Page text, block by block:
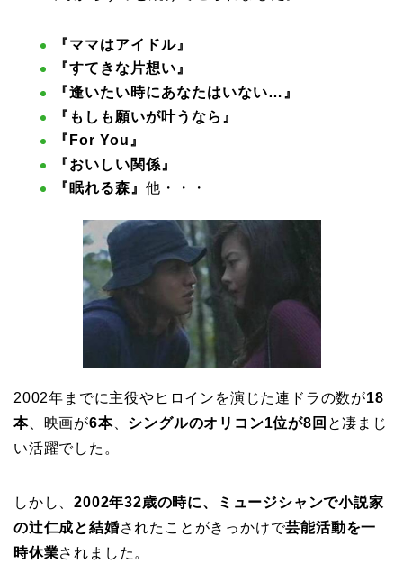
『ママはアイドル』
『すてきな片想い』
『逢いたい時にあなたはいない…』
『もしも願いが叶うなら』
『For You』
『おいしい関係』
『眠れる森』 他・・・
2002年までに主役やヒロインを演じた連ドラの数が18
本、映画が6本、 シングルのオリコン1位が8回 と凄まじ
い活躍でした。
しかし、2002年32歳の時に、ミュージシャンで小説家
の辻仁成と結婚されたことがきっかけで芸能活動を一
時休業されました。